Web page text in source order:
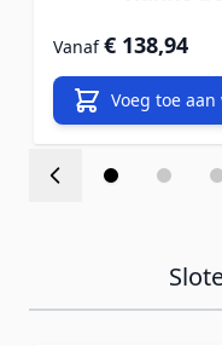
Vanaf € 138,94
Voeg toe